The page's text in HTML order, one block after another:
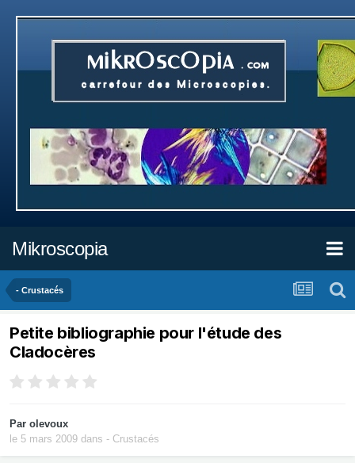
Mikroscopia
- Crustacés
Petite bibliographie pour l'étude des
Cladocères
Par olevoux
le 5 mars 2009 dans - Crustacés